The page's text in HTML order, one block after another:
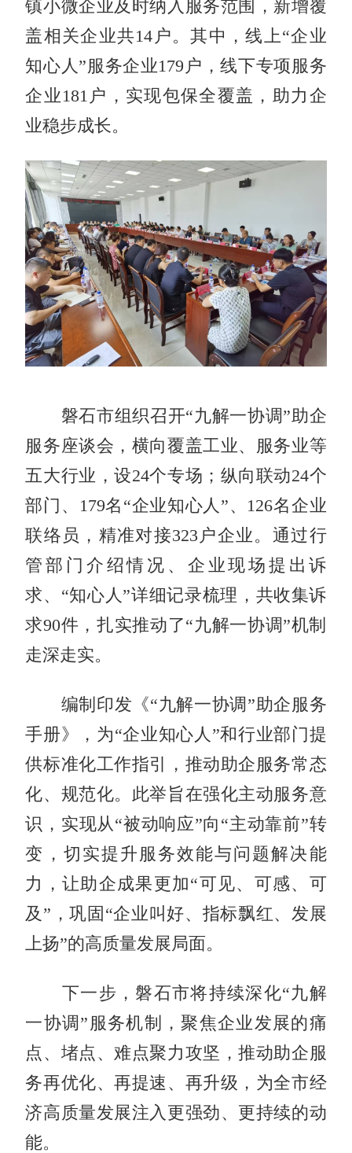
镇小微企业及时纳入服务范围，新增覆
盖相关企业共14户。其中，线上“企业
知心人”服务企业179户，线下专项服务
企业181户，实现包保全覆盖，助力企
业稳步成长。
磐石市组织召开“九解一协调”助企
服务座谈会，横向覆盖工业、服务业等
五大行业，设24个专场；纵向联动24个
部门、179名“企业知心人”、126名企业
联络员，精准对接323户企业。通过行
管部门介绍情况、企业现场提出诉
求、“知心人”详细记录梳理，共收集诉
求90件，扎实推动了“九解一协调”机制
走深走实。
编制印发《“九解一协调”助企服务
手册》，为“企业知心人”和行业部门提
供标准化工作指引，推动助企服务常态
化、规范化。此举旨在强化主动服务意
识，实现从“被动响应”向“主动靠前”转
变，切实提升服务效能与问题解决能
力，让助企成果更加“可见、可感、可
及”，巩固“企业叫好、指标飘红、发展
上扬”的高质量发展局面。
下一步，磐石市将持续深化“九解
一协调”服务机制，聚焦企业发展的痛
点、堵点、难点聚力攻坚，推动助企服
务再优化、再提速、再升级，为全市经
济高质量发展注入更强劲、更持续的动
能。